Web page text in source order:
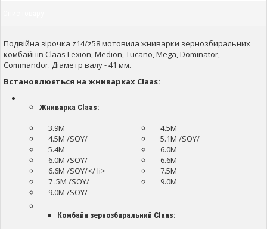
Подвійна зірочка z14/z58 мотовила жниварки зернозбиральних
комбайнів Claas Lexion, Medion, Tucano, Mega, Dominator,
Commandor. Діаметр валу - 41 мм.
Встановлюється на жниварках Claas:
Жниварка Claas:
3.9M
4.5M
4.5M /SOY/
5.1M /SOY/
5.4M
6.0M
6.0M /SOY/
6.6M
6.6M /SOY/</ li>
7.5M
7 .5M /SOY/
9.0M
9.0M /SOY/
Комбайн зернозбиральний Claas: